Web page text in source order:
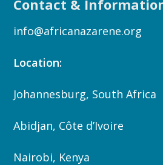
Contact &
info@africanazarene.org
Location:
Johannesburg, South Africa
Abidjan, Côte d’Ivoire
Nairobi, Kenya